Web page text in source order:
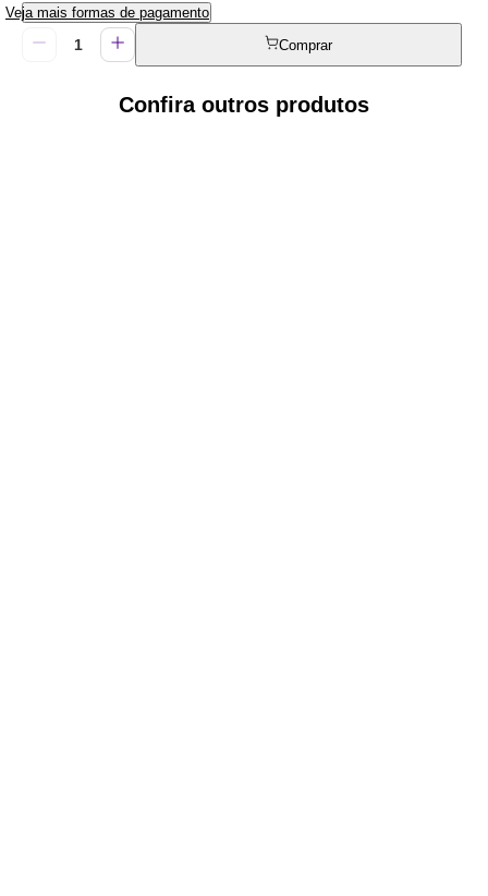
Veja mais formas de pagamento
Comprar
Confira outros produtos